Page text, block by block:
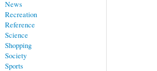
News
Recreation
Reference
Science
Shopping
Society
Sports